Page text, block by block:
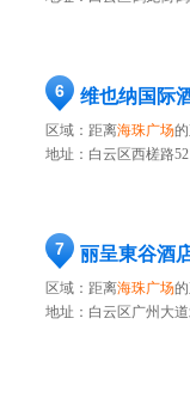
6 维也纳国际
区域：距离海珠广场
地址： 白云区西槎路
7 丽呈東谷酒
区域：距离海珠广场
地址： 白云区广州大